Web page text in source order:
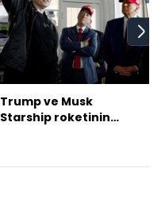
Trump ve Musk
Starship roketinin